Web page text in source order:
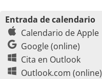
Entrada de calendario
Calendario de Apple
Google (online)
Cita en Outlook
Outlook.com (online)